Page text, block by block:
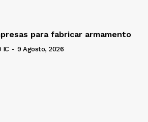
para fabricar armamento
IC - 9 Agosto, 2026